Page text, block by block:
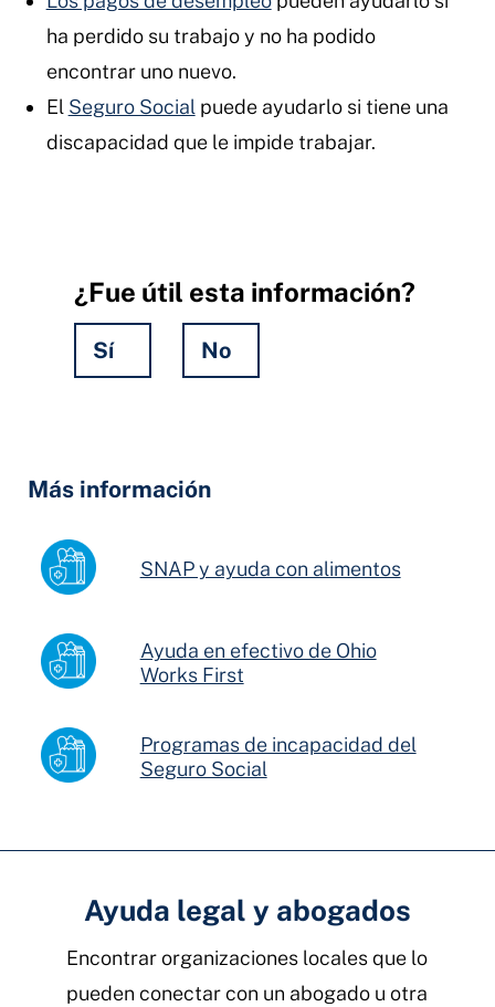
ha perdido su trabajo y no ha podido
encontrar uno nuevo.
El Seguro Social puede ayudarlo si tiene una
discapacidad que le impide trabajar.
¿Fue útil esta información?
Sí No
Más información
SNAP y ayuda con alimentos
Ayuda en efectivo de Ohio
Works First
Programas de incapacidad del
Seguro Social
Ayuda legal y abogados
Encontrar organizaciones locales que lo
pueden conectar con un abogado u otra